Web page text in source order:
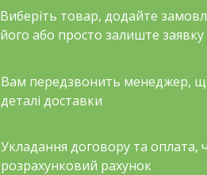
Виберіть товар, додайте
його або просто залиште заявку
Вам передзвонить менеджер,
деталі доставки
Укладання договору та оплата,
розрахунковий рахунок